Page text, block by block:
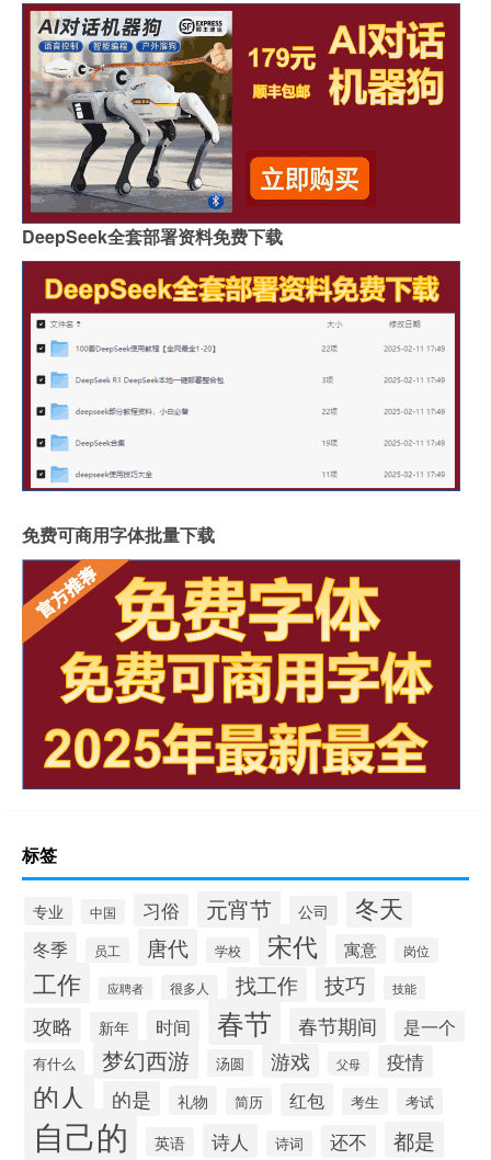
DeepSeek全套部署资料免费下载
免费可商用字体批量下载
标签
专业 中国 习俗 元宵节 公司 冬天
冬季 员工 唐代 学校 宋代 寓意 岗位
工作 应聘者 很多人 找工作 技巧 技能
攻略 新年 时间 春节 春节期间 是一个
有什么 梦幻西游 汤圆 游戏 父母 疫情
的人 的是 礼物 简历 红包 考生 考试
自己的 英语 诗人 诗词 还不 都是